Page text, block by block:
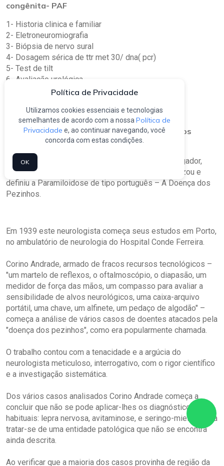
congênita- PAF
1- Historia clinica e familiar
2- Eletroneuromiografia
3- Biópsia de nervo sural
4- Dosagem sérica de ttr met 30/ dna( pcr)
5- Test de tilt
6- Avaliação urológica
7- Avaliação psicológica
Mário Corino Andrade e a doença dos pezinhos
O Dr. Corino Andrade, ilustre neurologista e investigador,
antigo aluno do Liceu de Beja, identificou, caracterizou e
definiu a Paramiloidose de tipo português – A Doença dos
Pezinhos.
Em 1939 este neurologista começa seus estudos em Porto,
no ambulatório de neurologia do Hospital Conde Ferreira.
Corino Andrade, armado de fracos recursos tecnológicos –
"um martelo de reflexos, o oftalmoscópio, o diapasão, um
medidor de força das mãos, um compasso para avaliar a
sensibilidade de alvos neurológicos, uma caixa-arquivo
portátil, uma chave, um alfinete, um pedaço de algodão" –
começa a análise de vários casos de doentes atacados pela
"doença dos pezinhos", como era popularmente chamada.
O trabalho contou com a tenacidade e a argúcia do
neurologista meticuloso, interrogativo, com o rigor científico
e a investigação sistemática.
Dos vários casos analisados Corino Andrade começa a
concluir que não se pode aplicar-lhes os diagnósticos
habituais: lepra nervosa, avitaminose, e seringo-mielia. Julga
tratar-se de uma entidade patológica que não se encontra
ainda descrita.
Ao verificar que a maioria dos casos provinha de região da
Política de Privacidade
Utilizamos cookies essenciais e tecnologias
semelhantes de acordo com a nossa Política de
Privacidade e, ao continuar navegando, você
concorda com estas condições.
OK